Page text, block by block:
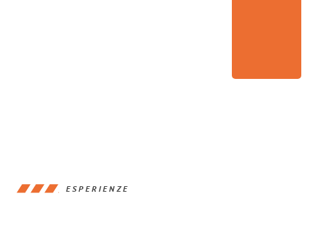
ESPERIENZE